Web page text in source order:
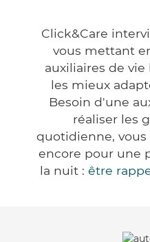
Click&Care
vous mettant
auxiliaires de
les mieux
Besoin d'une
réaliser les
quotidienne,
encore pour une
la nuit : être